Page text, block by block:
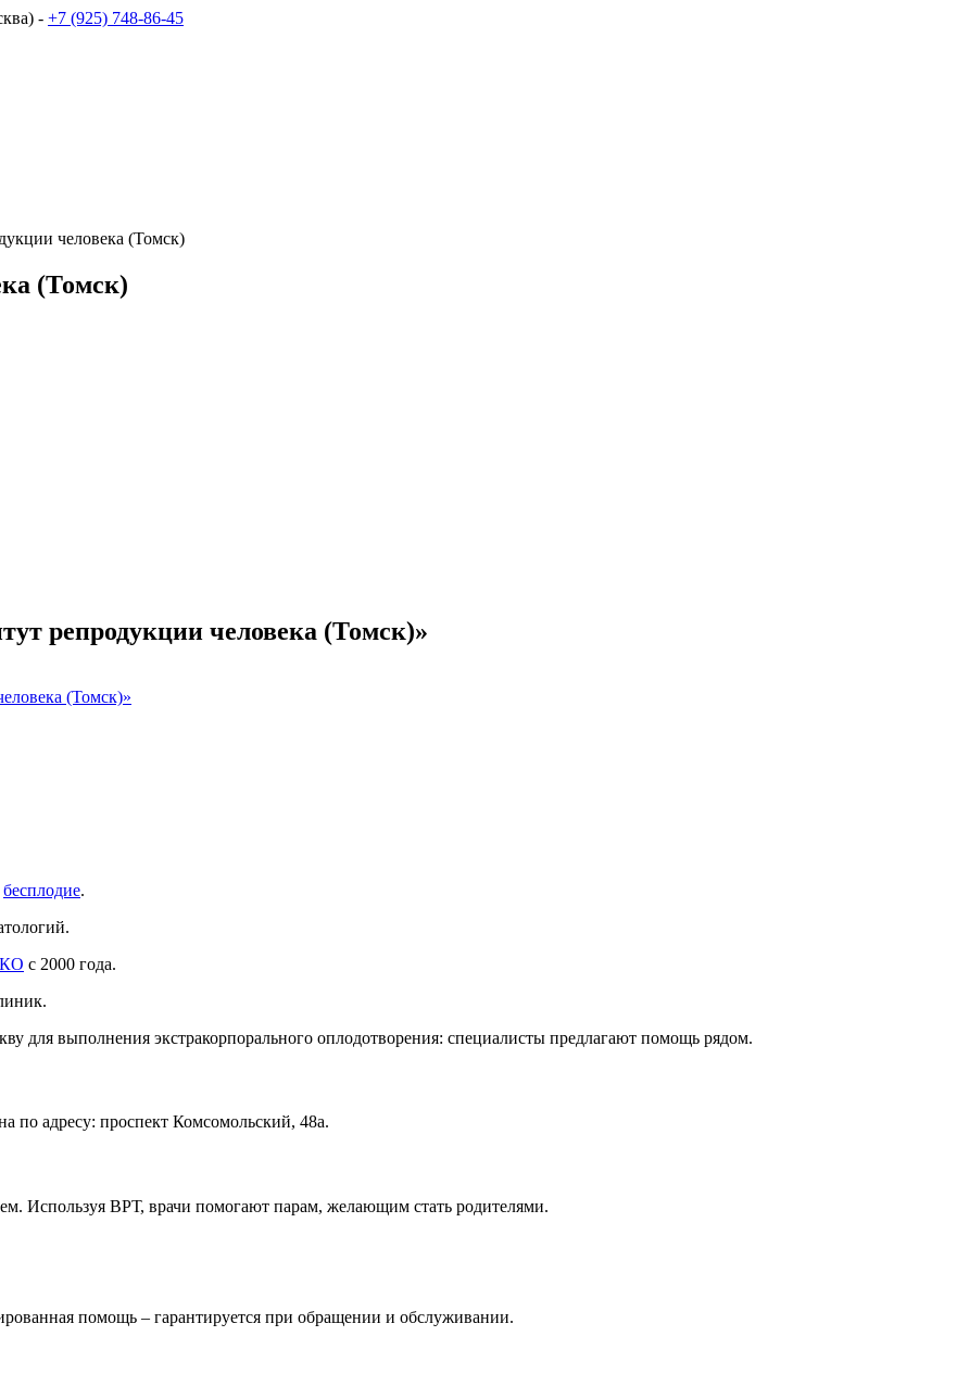
- +7 (925) 748-86-45
человека (Томск)
(Томск)
репродукции человека (Томск)»
(Томск)»
бесплодие.
с 2000 года.
для выполнения экстракорпорального оплодотворения: специалисты предлагают помощь рядом.
по адресу: проспект Комсомольский, 48а.
Используя ВРТ, врачи помогают парам, желающим стать родителями.
помощь – гарантируется при обращении и обслуживании.